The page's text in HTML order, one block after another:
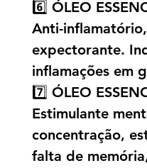
6️⃣ ÓLEO
Anti-
expectorante.
inflamações em
7️⃣ ÓLEO
Estimulante
concentração,
falta de